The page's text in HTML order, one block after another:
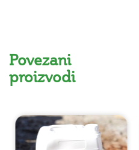
Povezani
proizvodi